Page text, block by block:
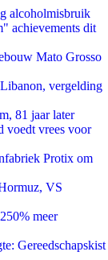
alcoholmisbruik
achievements dit
Mato Grosso
vergelding
81 jaar later
voedt vrees voor
Protix om
VS
meer
Gereedschapskist